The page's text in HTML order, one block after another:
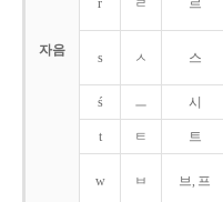
자음
r ㄹ 르
s ㅅ 스
ś ㅡ 시
t ㅌ 트
w ㅂ 브, 프